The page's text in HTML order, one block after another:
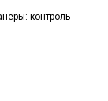
контроль